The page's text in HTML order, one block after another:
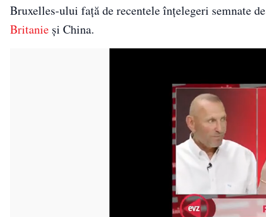
Bruxelles-ului față de recentele înțelegeri semnate
Britanie și China.